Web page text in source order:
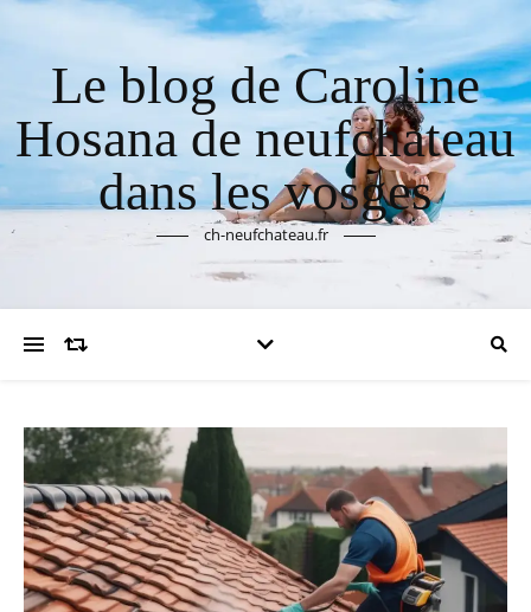
Le blog de Caroline
Hosana de neufchateau
dans les vosges
ch-neufchateau.fr